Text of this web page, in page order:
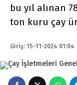
bu yıl alınan
ton kuru çay
Giriş: 15-11-2024 01:04